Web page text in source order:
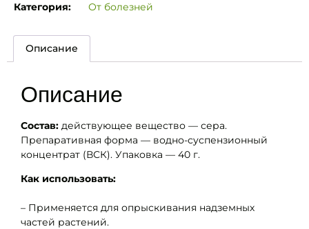
Категория:
От болезней
Описание
Описание
Состав: действующее вещество — сера.
Препаративная форма — водно-суспензионный
концентрат (ВСК). Упаковка — 40 г.
Как использовать:
– Применяется для опрыскивания надземных
частей растений.